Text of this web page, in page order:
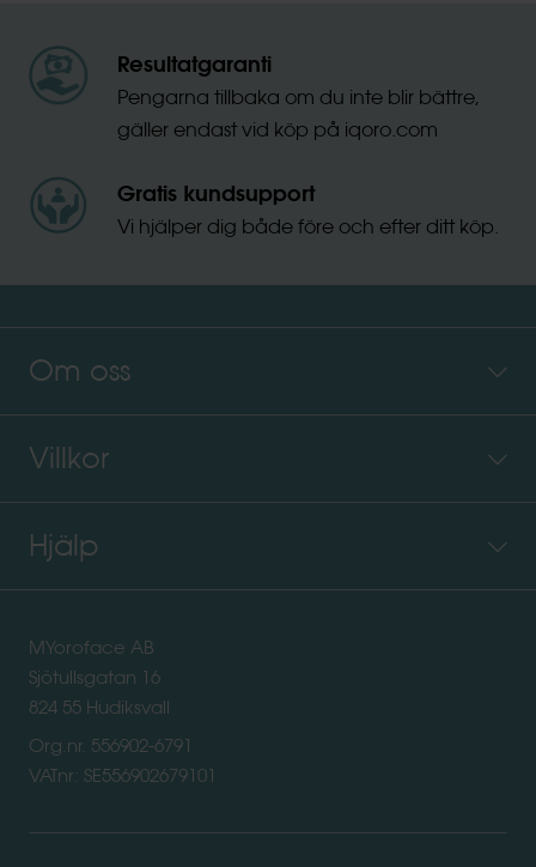
Resultatgaranti
Pengarna tillbaka om du inte blir bättre,
gäller endast vid köp på iqoro.com
Gratis kundsupport
Vi hjälper dig både före och efter ditt köp.
Om oss
Villkor
Hjälp
MYoroface AB
Sjötullsgatan 16
824 55 Hudiksvall
Org.nr. 556902-6791
VATnr: SE556902679101